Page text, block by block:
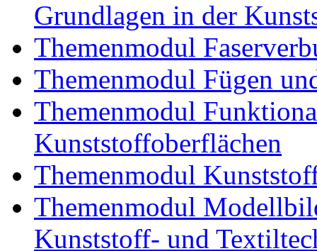
Grundlagen in der
Themenmodul
Themenmodul Fügen
Themenmodul
Kunststoffoberflächen
Themenmodul
Themenmodul
Kunststoff- und